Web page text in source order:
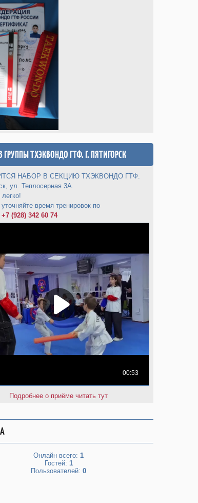
ГРУППЫ ТХЭКВОНДО ГТФ. Г. ПЯТИГОРСК
НАБОР В СЕКЦИЮ ТХЭКВОНДО ГТФ.
ул. Теплосерная 3А.
время тренировок по
+7 (928) 342 60 74
Подробнее о приёме читать тут
Онлайн всего: 1
Гостей: 1
Пользователей: 0